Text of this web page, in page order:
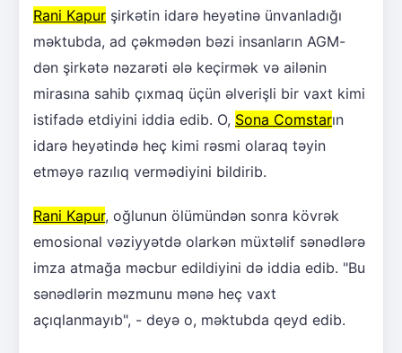
Rani Kapur şirkətin idarə heyətinə ünvanladığı
məktubda, ad çəkmədən bəzi insanların AGM-
dən şirkətə nəzarəti ələ keçirmək və ailənin
mirasına sahib çıxmaq üçün əlverişli bir vaxt kimi
istifadə etdiyini iddia edib. O, Sona Comstarın
idarə heyətində heç kimi rəsmi olaraq təyin
etməyə razılıq vermədiyini bildirib.
Rani Kapur, oğlunun ölümündən sonra kövrək
emosional vəziyyətdə olarkən müxtəlif sənədlərə
imza atmağa məcbur edildiyini də iddia edib. "Bu
sənədlərin məzmunu mənə heç vaxt
açıqlanmayıb", - deyə o, məktubda qeyd edib.